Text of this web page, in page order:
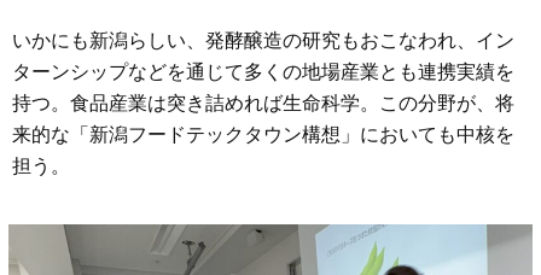
いかにも新潟らしい、発酵醸造の研究もおこなわれ、イン
ターンシップなどを通じて多くの地場産業とも連携実績を
持つ。食品産業は突き詰めれば生命科学。この分野が、将
来的な「新潟フードテックタウン構想」においても中核を
担う。